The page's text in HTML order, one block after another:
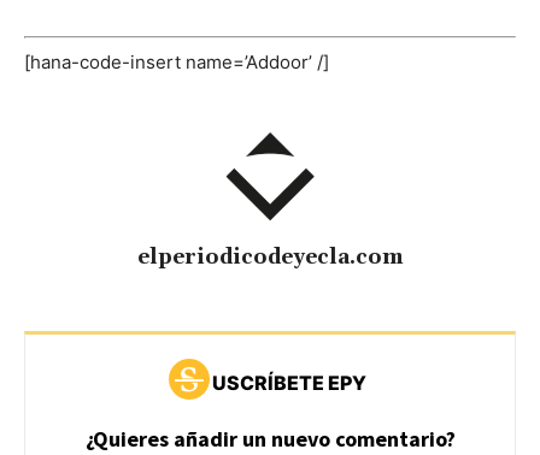
[hana-code-insert name=’Addoor’ /]
elperiodicodeyecla.com
USCRÍBETE EPY
¿Quieres añadir un nuevo comentario?